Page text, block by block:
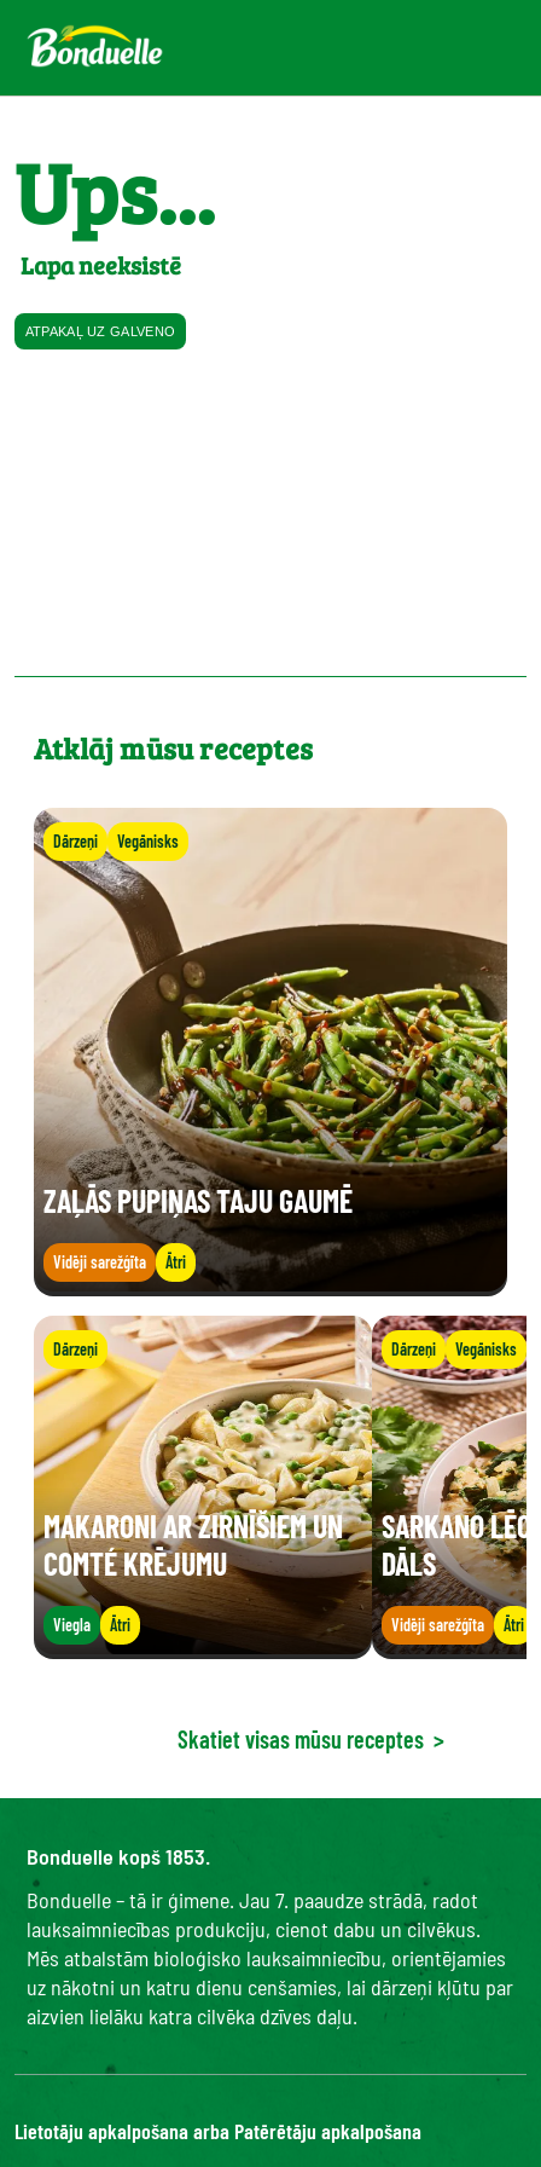
Ups...
Lapa neeksistē
ATPAKAĻ UZ GALVENO
Atklāj mūsu receptes
Dārzeņi Vegānisks
ZAĻĀS PUPIŅAS TAJU GAUMĒ
Vidēji sarežģīta Ātri
Dārzeņi
MAKARONI AR ZIRNĪŠIEM UN
COMTÉ KRĒJUMU
Viegla Ātri
Dārzeņi Vegānisks
SARKANO
DĀLS
Vidēji sarežģīta Ātri
Skatiet visas mūsu receptes >
Bonduelle kopš 1853.
Bonduelle – tā ir ģimene. Jau 7. paaudze strādā, radot
lauksaimniecības produkciju, cienot dabu un cilvēkus.
Mēs atbalstām bioloģisko lauksaimniecību, orientējamies
uz nākotni un katru dienu cenšamies, lai dārzeņi kļūtu par
aizvien lielāku katra cilvēka dzīves daļu.
Lietotāju apkalpošana arba Patērētāju apkalpošana